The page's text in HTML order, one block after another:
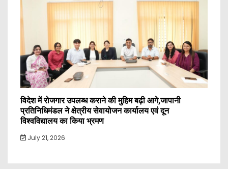
विदेश में रोजगार उपलब्ध कराने की मुहिम बढ़ी आगे,जापानी
प्रतिनिधिमंडल ने क्षेत्रीय सेवायोजन कार्यालय एवं दून
विश्वविद्यालय का किया भ्रमण
July 21, 2026